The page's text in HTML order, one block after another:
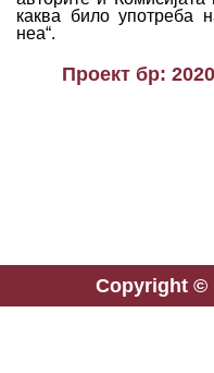
каква било употреба
неа“.
Проект бр:
Copyright ©